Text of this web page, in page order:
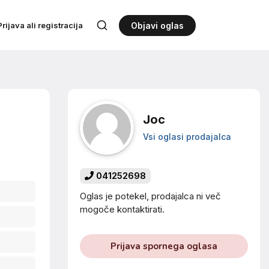
ali registracija Objavi oglas
Joc
Vsi oglasi prodajalca
041252698
Oglas je potekel, prodajalca ni več
mogoče kontaktirati.
Prijava spornega oglasa